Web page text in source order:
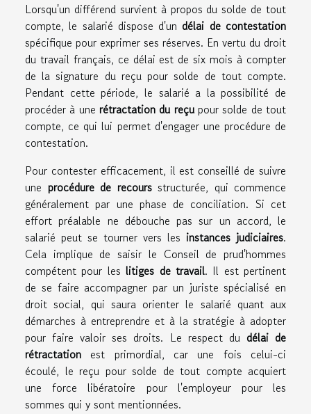
Lorsqu'un différend survient à propos du solde de tout
compte, le salarié dispose d'un délai de contestation
spécifique pour exprimer ses réserves. En vertu du droit
du travail français, ce délai est de six mois à compter
de la signature du reçu pour solde de tout compte.
Pendant cette période, le salarié a la possibilité de
procéder à une rétractation du reçupour solde de tout
compte, ce qui lui permet d'engager une procédure de
contestation.
Pour contester efficacement, il est conseillé de suivre
une procédure de recoursstructurée, qui commence
généralement par une phase de conciliation. Si cet
effort préalable ne débouche pas sur un accord, le
salarié peut se tourner vers les instances judiciaires.
Cela implique de saisir le Conseil de prud'hommes
compétent pour les litiges de travail. Il est pertinent
de se faire accompagner par un juriste spécialisé en
droit social, qui saura orienter le salarié quant aux
démarches à entreprendre et à la stratégie à adopter
pour faire valoir ses droits. Le respect du délai de
rétractation est primordial, car une fois celui-ci
écoulé, le reçu pour solde de tout compte acquiert
une force libératoire pour l'employeur pour les
sommes qui y sont mentionnées.